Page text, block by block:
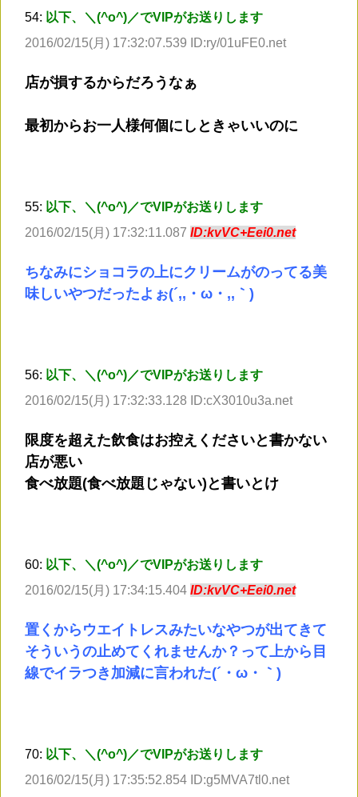
54: 以下、＼(^o^)／でVIPがお送りします
2016/02/15(月) 17:32:07.539 ID:ry/01uFE0.net
店が損するからだろうなぁ
最初からお一人様何個にしときゃいいのに
55: 以下、＼(^o^)／でVIPがお送りします
2016/02/15(月) 17:32:11.087 ID:kvVC+Eei0.net
ちなみにショコラの上にクリームがのってる美
味しいやつだったよぉ(´,,・ω・,,｀)
56: 以下、＼(^o^)／でVIPがお送りします
2016/02/15(月) 17:32:33.128 ID:cX3010u3a.net
限度を超えた飲食はお控えくださいと書かない
店が悪い
食べ放題(食べ放題じゃない)と書いとけ
60: 以下、＼(^o^)／でVIPがお送りします
2016/02/15(月) 17:34:15.404 ID:kvVC+Eei0.net
置くからウエイトレスみたいなやつが出てきて
そういうの止めてくれませんか？って上から目
線でイラつき加減に言われた(´・ω・｀)
70: 以下、＼(^o^)／でVIPがお送りします
2016/02/15(月) 17:35:52.854 ID:g5MVA7tl0.net